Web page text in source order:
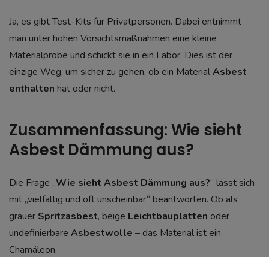
Ja, es gibt Test-Kits für Privatpersonen. Dabei entnimmt
man unter hohen Vorsichtsmaßnahmen eine kleine
Materialprobe und schickt sie in ein Labor. Dies ist der
einzige Weg, um sicher zu gehen, ob ein MaterialAsbest
enthalten hat oder nicht.
Zusammenfassung: Wie sieht
Asbest Dämmung aus?
Die Frage „Wie sieht Asbest Dämmung aus?“ lässt sich
mit „vielfältig und oft unscheinbar“ beantworten. Ob als
grauer Spritzasbest, beige Leichtbauplatten oder
undefinierbare Asbestwolle – das Material ist ein
Chamäleon.